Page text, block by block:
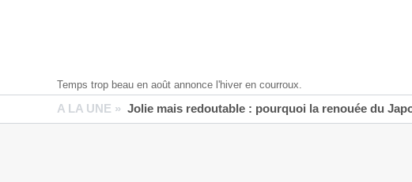
Temps trop beau en août annonce l'hiver en courroux.
A LA UNE » Jolie mais redoutable : pourquoi la renouée du